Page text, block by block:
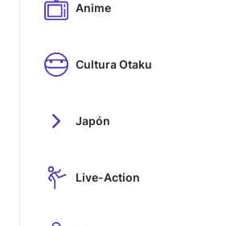
Anime
Cultura Otaku
Japón
Live-Action